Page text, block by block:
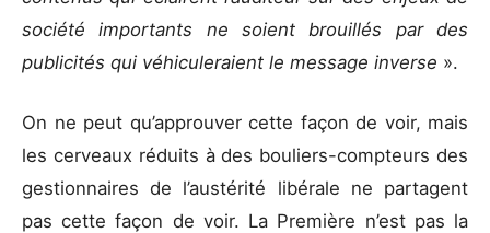
société importants ne soient brouillés par des
publicités qui véhiculeraient le message inverse ».
On ne peut qu’approuver cette façon de voir, mais
les cerveaux réduits à des bouliers-compteurs des
gestionnaires de l’austérité libérale ne partagent
pas cette façon de voir. La Première n’est pas la